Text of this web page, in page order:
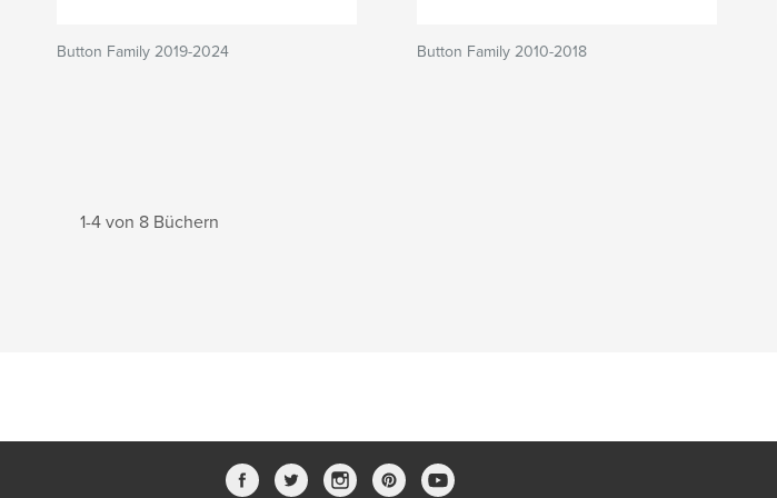
Button Family 2019-2024 Button Family 2010-2018
1-4 von 8 Büchern